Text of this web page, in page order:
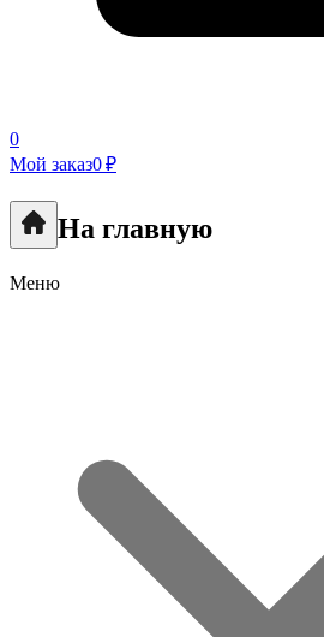
0
Мой заказ0 ₽
На главную
Меню